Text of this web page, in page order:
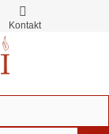
Kontakt